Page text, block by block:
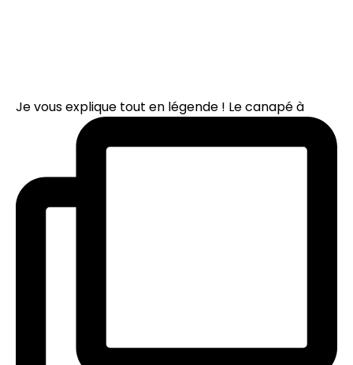
Je vous explique tout en légende ! Le canapé à